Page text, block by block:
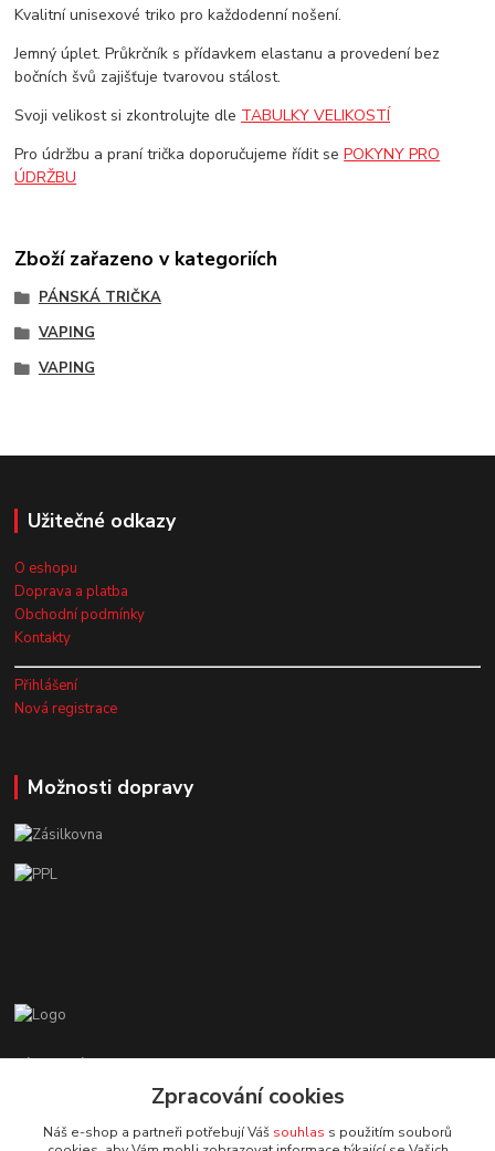
Kvalitní unisexové triko pro každodenní nošení.
Jemný úplet. Průkrčník s přídavkem elastanu a provedení bez
bočních švů zajišťuje tvarovou stálost.
Svoji velikost si zkontrolujte dle TABULKY VELIKOSTÍ
Pro údržbu a praní trička doporučujeme řídit sePOKYNY PRO
ÚDRŽBU
Zboží zařazeno v kategoriích
PÁNSKÁ TRIČKA
VAPING
VAPING
Užitečné odkazy
O eshopu
Doprava a platba
Obchodní podmínky
Kontakty
Přihlášení
Nová registrace
Možnosti dopravy
Zákaznická podpora EshopMB.cz
+420 606 622 002Zpracování cookies
Náš e-shop a partneři potřebují Váš souhlas s použitím souborů